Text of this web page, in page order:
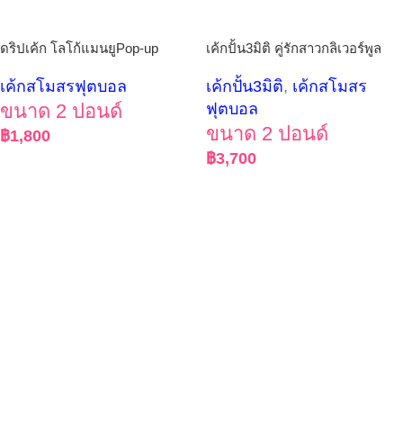
ดริปเค้ก โลโก้แมนยูPop-up
เค้กสโมสรฟุตบอล
ขนาด 2 ปอนด์
฿1,800
เค้กปั้น3มิติ คู่รักสาวกลิเวอร์พูล
เค้กปั้น3มิติ, เค้กสโมสร
ฟุตบอล
ขนาด 2 ปอนด์
฿3,700